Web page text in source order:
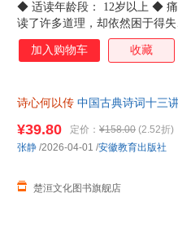
◆ 适读年龄段： 12岁以上 ◆
读了许多道理，却依然困于得
识，而是一份让内心安顿下来
南开大学教授、博士生导师，
◆ 推荐理由： ☆诗教正统，传
信的力量。 ☆不事考据，只关
长、格局、情绪、自愈几大命
加入购物车 收藏
诗心何以传 中国古典诗词十三
¥39.80 定价： ¥158.00 (2.52折)
楚洹文化图书旗舰店
张静 /2026-04-01 /安徽教育出版社